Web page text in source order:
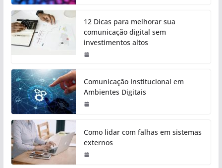
12 Dicas para melhorar sua
comunicação digital sem
investimentos altos
Comunicação Institucional em
Ambientes Digitais
Como lidar com falhas em sistemas
externos